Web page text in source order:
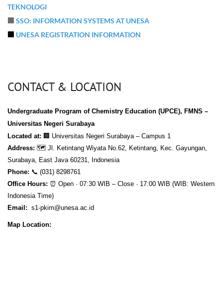
TEKNOLOGI
SSO: INFORMATION SYSTEMS AT UNESA
🏢 UNESA REGISTRATION INFORMATION
CONTACT & LOCATION
Undergraduate Program of Chemistry Education (UPCE), FMNS –
Universitas Negeri Surabaya
Located at: 🏢 Universitas Negeri Surabaya – Campus 1
Address: 🗺️ Jl. Ketintang Wiyata No.62, Ketintang, Kec. Gayungan,
Surabaya, East Java 60231, Indonesia
Phone: 📞 (031) 8298761
Office Hours: ⏰ Open · 07:30 WIB – Close · 17:00 WIB (WIB: Western
Indonesia Time)
Email: s1-pkim@unesa.ac.id
Map Location: